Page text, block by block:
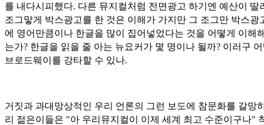
를 내다시피했다. 다른 뮤지컬처럼 전면광고 하기엔 예산이 딸
조그맣게 박스광고를 한 것은 이해가 가지만 그 조그만 박스광
에 영어만큼이나 한글을 많이 집어넣었다는 것을 어떻게 이해
는가? 한글을 읽을 줄 아는 뉴요커가 몇 명이나 될까? 이러구
브로드웨이를 강타할 수 있나.
거짓과 과대망상적인 우리 언론의 그런 보도에 참문화를 갈망
리 젊은이들은 "아 우리뮤지컬이 이제 세계 최고 수준이구나"